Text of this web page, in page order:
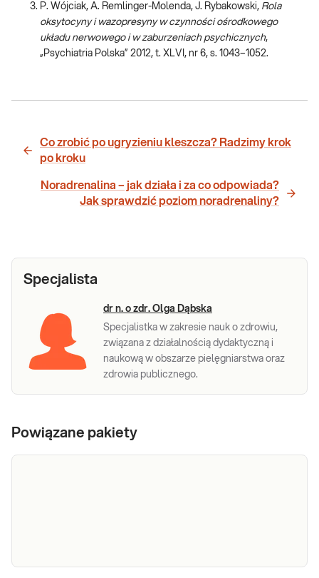
P. Wójciak, A. Remlinger-Molenda, J. Rybakowski, Rola
oksytocyny i wazopresyny w czynności ośrodkowego
układu nerwowego i w zaburzeniach psychicznych,
„Psychiatria Polska” 2012, t. XLVI, nr 6, s. 1043–1052.
Co zrobić po ugryzieniu kleszcza? Radzimy krok
po kroku
Noradrenalina – jak działa i za co odpowiada?
Jak sprawdzić poziom noradrenaliny?
Specjalista
dr n. o zdr. Olga Dąbska
Specjalistka w zakresie nauk o zdrowiu,
związana z działalnością dydaktyczną i
naukową w obszarze pielęgniarstwa oraz
zdrowia publicznego.
Powiązane pakiety